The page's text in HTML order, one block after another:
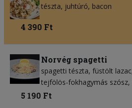
tészta juhtúró bacon
4 390 Ft
Norvég spagetti
spagetti tészta füstölt lazac
tejfölös-fokhagymás szósz
5 190 Ft